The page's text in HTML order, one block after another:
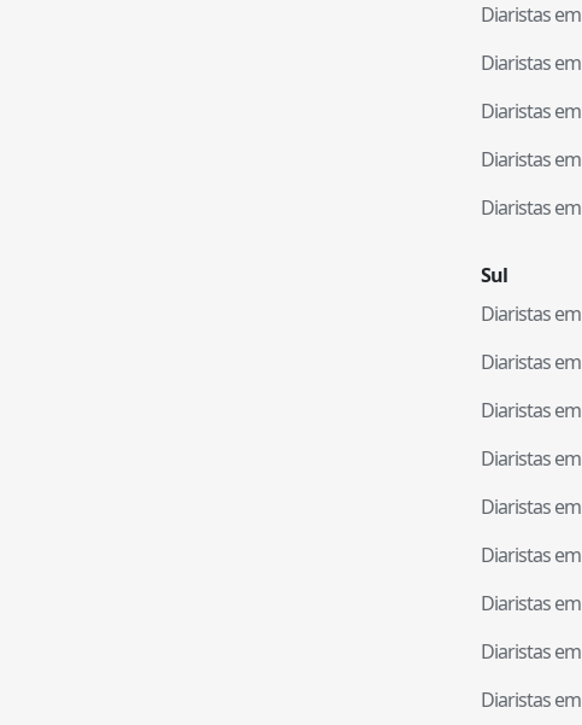
Diaristas em
Diaristas em
Diaristas em
Diaristas em
Diaristas em
Sul
Diaristas em
Diaristas em
Diaristas em
Diaristas em
Diaristas em
Diaristas em
Diaristas em
Diaristas em
Diaristas em